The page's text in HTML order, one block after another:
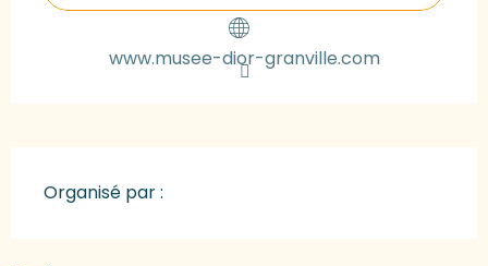
www.musee-dior-granville.com
Organisé par :